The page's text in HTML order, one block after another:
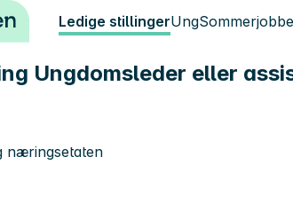
Ledige stillingerUng
Ungdomsleder eller
næringsetaten